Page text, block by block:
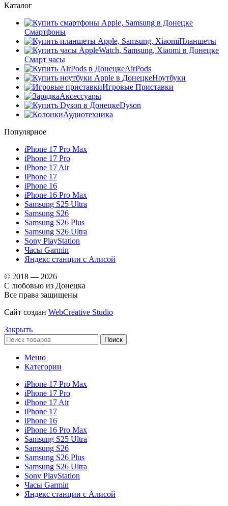
Каталог
Смартфоны
Планшеты
Смарт часы
AirPods
Ноутбуки
Игровые Приставки
Аксессуары
Dyson
Аудиотехника
Популярное
iPhone 17 Pro Max
iPhone 17 Pro
iPhone 17 Air
iPhone 17
iPhone 16
iPhone 16 Pro Max
Samsung S25 Ultra
Samsung S26
Samsung S26 Plus
Samsung S26 Ultra
Sony PlayStation
Часы Garmin
Яндекс станции с Алисой
© 2018 — 2026
С любовью из Донецка
Все права защищены
Сайт создан WebCreative Studio
Закрыть
Поиск
Меню
Категории
iPhone 17 Pro Max
iPhone 17 Pro
iPhone 17 Air
iPhone 17
iPhone 16
iPhone 16 Pro Max
Samsung S25 Ultra
Samsung S26
Samsung S26 Plus
Samsung S26 Ultra
Sony PlayStation
Часы Garmin
Яндекс станции с Алисой